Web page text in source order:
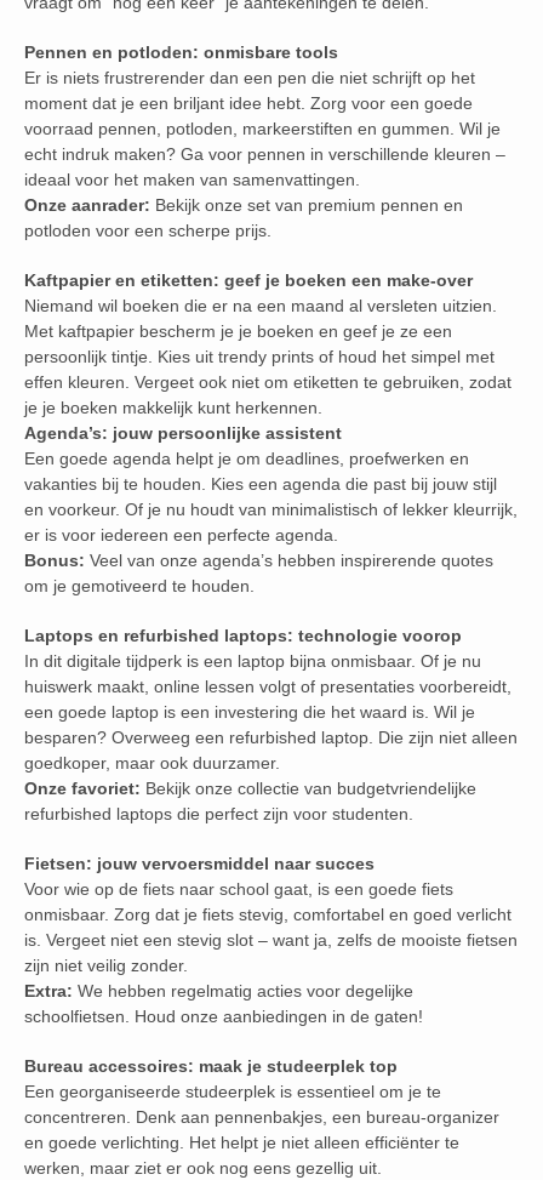
Pennen en potloden: onmisbare tools
Er is niets frustrerender dan een pen die niet schrijft op het
moment dat je een briljant idee hebt. Zorg voor een goede
voorraad pennen, potloden, markeerstiften en gummen. Wil je
echt indruk maken? Ga voor pennen in verschillende kleuren –
ideaal voor het maken van samenvattingen.
Onze aanrader: Bekijk onze set van premium pennen en
potloden voor een scherpe prijs.
Kaftpapier en etiketten: geef je boeken een make-over
Niemand wil boeken die er na een maand al versleten uitzien.
Met kaftpapier bescherm je je boeken en geef je ze een
persoonlijk tintje. Kies uit trendy prints of houd het simpel met
effen kleuren. Vergeet ook niet om etiketten te gebruiken, zodat
je je boeken makkelijk kunt herkennen.
Agenda’s: jouw persoonlijke assistent
Een goede agenda helpt je om deadlines, proefwerken en
vakanties bij te houden. Kies een agenda die past bij jouw stijl
en voorkeur. Of je nu houdt van minimalistisch of lekker kleurrijk,
er is voor iedereen een perfecte agenda.
Bonus: Veel van onze agenda’s hebben inspirerende quotes
om je gemotiveerd te houden.
Laptops en refurbished laptops: technologie voorop
In dit digitale tijdperk is een laptop bijna onmisbaar. Of je nu
huiswerk maakt, online lessen volgt of presentaties voorbereidt,
een goede laptop is een investering die het waard is. Wil je
besparen? Overweeg een refurbished laptop. Die zijn niet alleen
goedkoper, maar ook duurzamer.
Onze favoriet: Bekijk onze collectie van budgetvriendelijke
refurbished laptops die perfect zijn voor studenten.
Fietsen: jouw vervoersmiddel naar succes
Voor wie op de fiets naar school gaat, is een goede fiets
onmisbaar. Zorg dat je fiets stevig, comfortabel en goed verlicht
is. Vergeet niet een stevig slot – want ja, zelfs de mooiste fietsen
zijn niet veilig zonder.
Extra: We hebben regelmatig acties voor degelijke
schoolfietsen. Houd onze aanbiedingen in de gaten!
Bureau accessoires: maak je studeerplek top
Een georganiseerde studeerplek is essentieel om je te
concentreren. Denk aan pennenbakjes, een bureau-organizer
en goede verlichting. Het helpt je niet alleen efficiënter te
werken, maar ziet er ook nog eens gezellig uit.